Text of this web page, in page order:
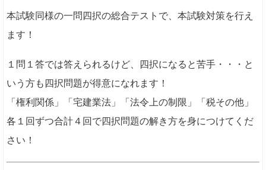
本試験同様の一問四択の総合テストで、本試験対策を行え
ます！
１問１答では答えられるけど、四択になると苦手・・・と
いう方も四択問題が得意になれます！
「権利関係」「宅建業法」「法令上の制限」「税その他」
各１回ずつ合計４回で四択問題の解き方を身につけてくだ
さい！